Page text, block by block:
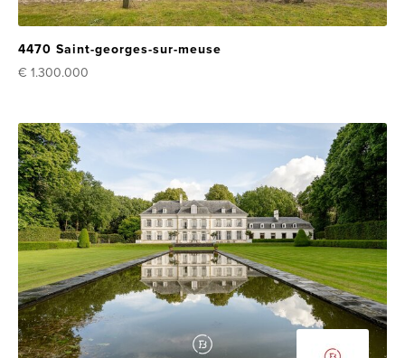
4470 Saint-georges-sur-meuse
€ 1.300.000